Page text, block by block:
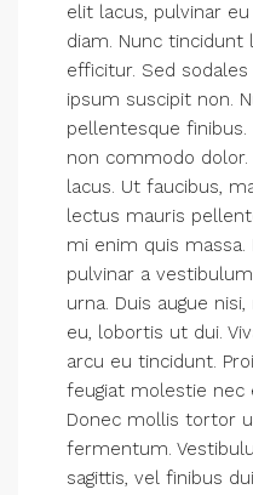
elit lacus, pulvinar
diam. Nunc
efficitur. Sed
ipsum suscipit non.
pellentesque
non commodo
lacus. Ut faucibus,
lectus mauris
mi enim quis massa.
pulvinar a
urna. Duis augue
eu, lobortis ut dui.
arcu eu tincidunt.
feugiat molestie nec
Donec mollis tortor
fermentum.
sagittis, vel finibus